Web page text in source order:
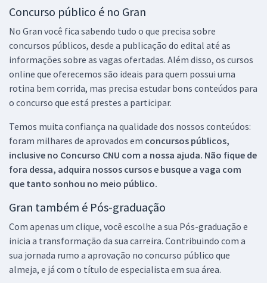
Concurso público é no Gran
No Gran você fica sabendo tudo o que precisa sobre
concursos públicos, desde a publicação do edital até as
informações sobre as vagas ofertadas. Além disso, os cursos
online que oferecemos são ideais para quem possui uma
rotina bem corrida, mas precisa estudar bons conteúdos para
o concurso que está prestes a participar.
Temos muita confiança na qualidade dos nossos conteúdos:
foram milhares de aprovados em concursos públicos,
inclusive no Concurso CNU com a nossa ajuda. Não fique de
fora dessa, adquira nossos cursos e busque a vaga com
que tanto sonhou no meio público.
Gran também é Pós-graduação
Com apenas um clique, você escolhe a sua Pós-graduação e
inicia a transformação da sua carreira. Contribuindo com a
sua jornada rumo a aprovação no concurso público que
almeja, e já com o título de especialista em sua área.